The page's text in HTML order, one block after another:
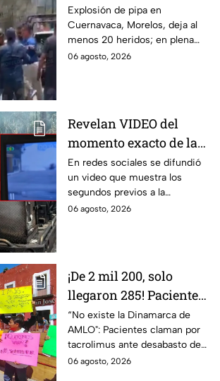
desesperación y el
llanto de un niño;
adultos desatan pelea
tras explosión de pipa
Explosión de pipa en
Cuernavaca, Morelos, deja al
menos 20 heridos; en plena
emergencia, dos hombres
06 agosto, 2026
Revelan VIDEO del
momento exacto de la
explosión de pipa de
gas en Cuernavaca,
Morelos
En redes sociales se difundió
un video que muestra los
segundos previos a la
explosión de una pipa de gas
06 agosto, 2026
¡De 2 mil 200, solo
llegaron 285! Pacientes
claman por
medicamentos ante
desabasto en IMSS
Puebla
“No existe la Dinamarca de
AMLO": Pacientes claman por
tacrolimus ante desabasto de
medicamentos en hospital del
06 agosto, 2026